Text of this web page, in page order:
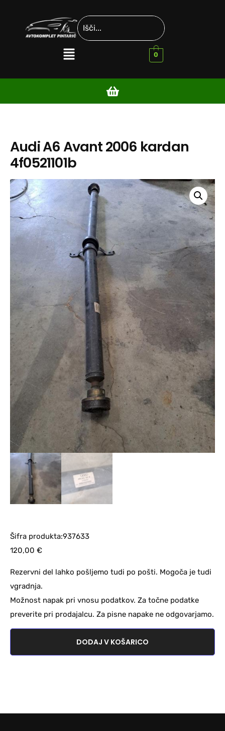
0
Audi A6 Avant 2006 kardan
4f0521101b
Šifra produkta:937633
120,00 €
Rezervni del lahko pošljemo tudi po pošti. Mogoča je tudi
vgradnja.
Možnost napak pri vnosu podatkov. Za točne podatke
preverite pri prodajalcu. Za pisne napake ne odgovarjamo.
DODAJ V KOŠARICO